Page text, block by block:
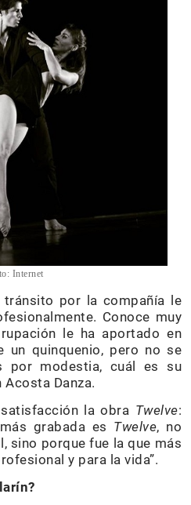
Internet
tránsito por la compañía le
Conoce muy
le ha aportado en
quinquenio, pero no se
por modestia, cuál es su
Danza.
la obra Twelve:
grabada es Twelve, no
sino porque fue la que más
y para la vida”.